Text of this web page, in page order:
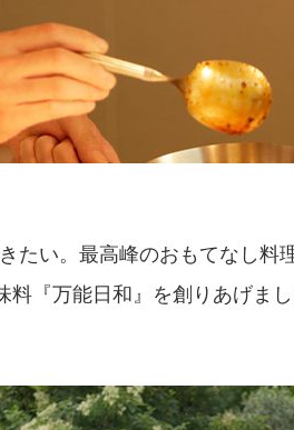
たい。最高峰のおもてなし料
『万能日和』を創りあげまし